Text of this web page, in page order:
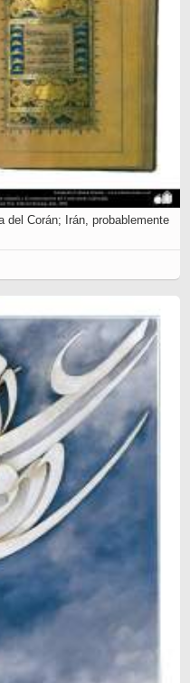
del Corán; Irán, probablemente